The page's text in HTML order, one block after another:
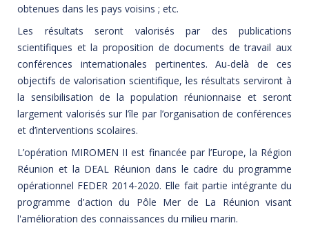
obtenues dans les pays voisins ; etc.
Les résultats seront valorisés par des publications
scientifiques et la proposition de documents de travail aux
conférences internationales pertinentes. Au-delà de ces
objectifs de valorisation scientifique, les résultats serviront à
la sensibilisation de la population réunionnaise et seront
largement valorisés sur l’île par l’organisation de conférences
et d’interventions scolaires.
L’opération MIROMEN II est financée par l’Europe, la Région
Réunion et la DEAL Réunion dans le cadre du programme
opérationnel FEDER 2014-2020. Elle fait partie intégrante du
programme d'action du Pôle Mer de La Réunion visant
l'amélioration des connaissances du milieu marin.